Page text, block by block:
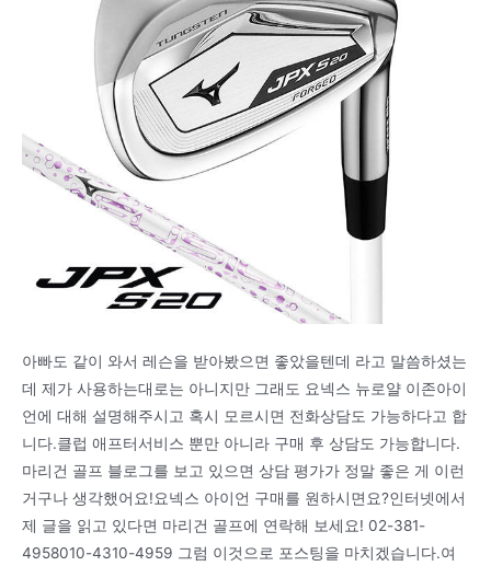
아빠도 같이 와서 레슨을 받아봤으면 좋았을텐데 라고 말씀하셨는
데 제가 사용하는대로는 아니지만 그래도 요넥스 뉴로얄 이존아이
언에 대해 설명해주시고 혹시 모르시면 전화상담도 가능하다고 합
니다.클럽 애프터서비스 뿐만 아니라 구매 후 상담도 가능합니다.
마리건 골프 블로그를 보고 있으면 상담 평가가 정말 좋은 게 이런
거구나 생각했어요!요넥스 아이언 구매를 원하시면요?인터넷에서
제 글을 읽고 있다면 마리건 골프에 연락해 보세요! 02-381-
4958010-4310-4959 그럼 이것으로 포스팅을 마치겠습니다.여